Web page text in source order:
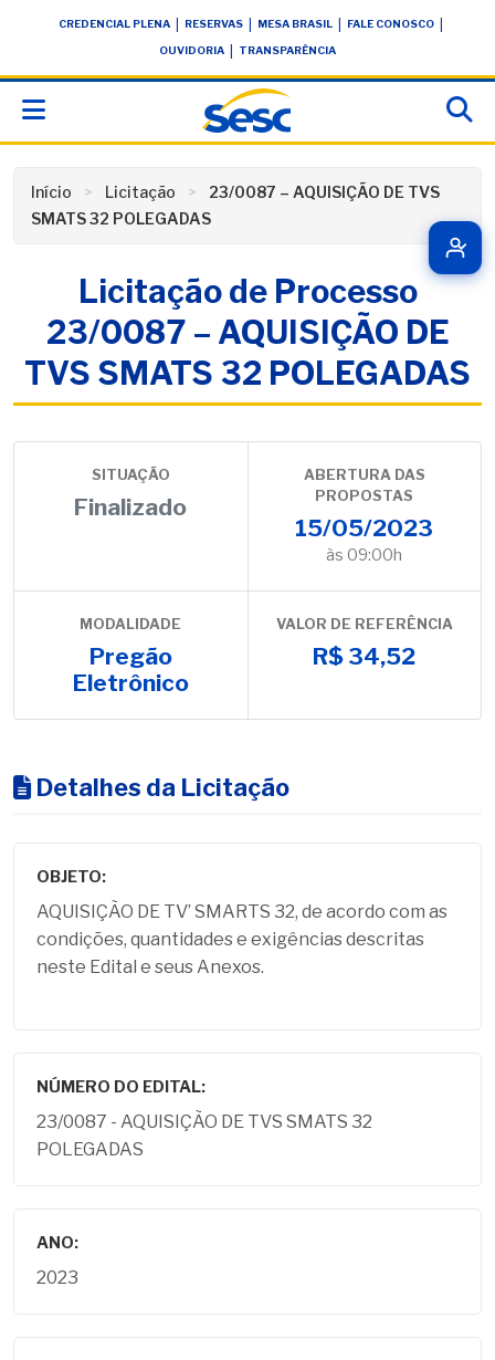
conteúdoCREDENCIAL PLENA RESERVAS MESA BRASIL FALE CONOSCO
OUVIDORIA TRANSPARÊNCIA
Início Licitação
23/0087 – AQUISIÇÃO DE TVS
SMATS 32 POLEGADAS
Licitação de Processo
23/0087 – AQUISIÇÃO DE
TVS SMATS 32 POLEGADAS
SITUAÇÃO
Finalizado
ABERTURA DAS
PROPOSTAS
15/05/2023
às 09:00h
MODALIDADE
Pregão
Eletrônico
VALOR DE REFERÊNCIA
R$ 34,52
Detalhes da Licitação
OBJETO:
AQUISIÇÃO DE TV’ SMARTS 32, de acordo com as
condições, quantidades e exigências descritas
neste Edital e seus Anexos.
NÚMERO DO EDITAL:
23/0087 - AQUISIÇÃO DE TVS SMATS 32
POLEGADAS
ANO:
2023